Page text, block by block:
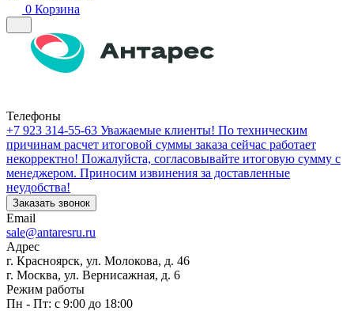
0 Корзина
Телефоны
+7 923 314-55-63 Уважаемые клиенты! По техническим
причинам расчет итоговой суммы заказа сейчас работает
некорректно! Пожалуйста, согласовывайте итоговую сумму с
менеджером. Приносим извинения за доставленные
неудобства!
Заказать звонок
Email
sale@antaresru.ru
Адрес
г. Красноярск, ул. Молокова, д. 46
г. Москва, ул. Вернисажная, д. 6
Режим работы
Пн - Пт: с 9:00 до 18:00